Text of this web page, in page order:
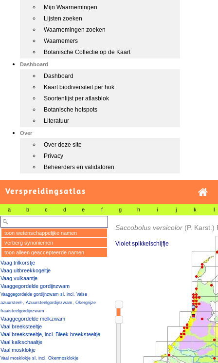
Mijn Waarnemingen
Lijsten zoeken
Waarnemingen zoeken
Waarnemers
Botanische Collectie op de Kaart
Dashboard
Dashboard
Kaart biodiversiteit per hok
Soortenlijst per atlasblok
Botanische hotspots
Literatuur
Over
Over deze site
Privacy
Beheerders en validatoren
Verspreidingsatlas
a b c d e f g h i j k l
toon wetenschappelijke namen
verberg synoniemen
toon alleen geaccepteerde namen
Vaag trilkorstje
Vaag uitbreekkogeltje
Vaag vulkaantje
Vaaggegordelde gordijnzwam
Vaaggegordelde gordijnzwam sl, incl. Valse
azuursteel-, Azuursteelgordijnzwam, Okergrijze
fraaisteelgordijnzwam
Vaaggegordelde melkzwam
Vaal breeksteeltje
Vaal breeksteeltje, incl. Bleek breeksteeltje
Vaal kalkschaaltje
Vaal mosklokje
Vaal mosklokje sl, incl. Okermosklokje
Saccobolus versicolor (P. Karst.)
Violet spikkelschijfje